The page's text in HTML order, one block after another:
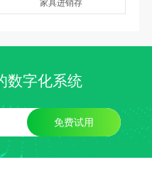
家具进销存
数字化系统
免费试用